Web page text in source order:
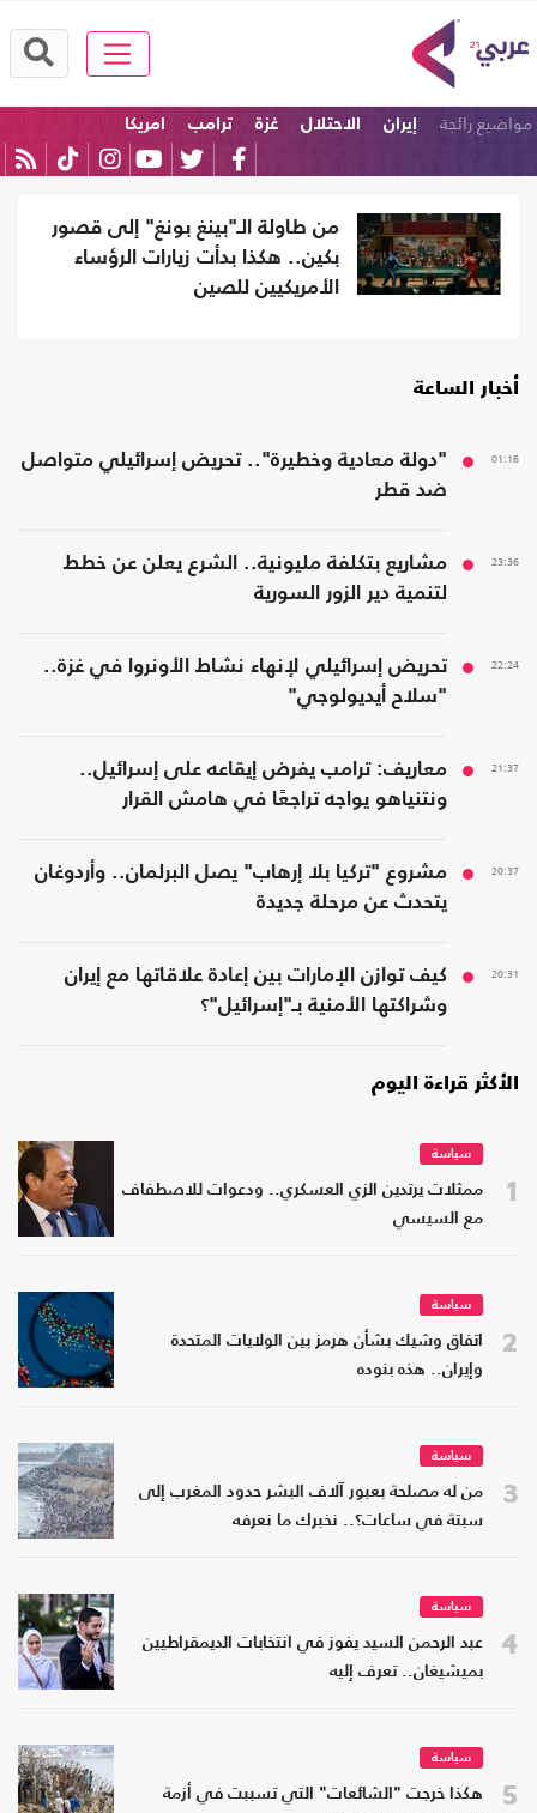
مواضيع رائجة إيران الاحتلال غزة ترامب
امريكا
من طاولة الـ"بينغ بونغ" إلى قصور
بكين.. هكذا بدأت زيارات الرؤساء
الأمريكيين للصين
أخبار الساعة
01:16
"دولة معادية وخطيرة".. تحريض إسرائيلي متواصل
ضد قطر
23:36
مشاريع بتكلفة مليونية.. الشرع يعلن عن خطط
لتنمية دير الزور السورية
22:24
تحريض إسرائيلي لإنهاء نشاط الأونروا في غزة..
"سلاح أيديولوجي"
21:37
معاريف: ترامب يفرض إيقاعه على إسرائيل..
ونتنياهو يواجه تراجعًا في هامش القرار
20:37
مشروع "تركيا بلا إرهاب" يصل البرلمان.. وأردوغان
يتحدث عن مرحلة جديدة
20:31
كيف توازن الإمارات بين إعادة علاقاتها مع إيران
وشراكتها الأمنية بـ"إسرائيل"؟
الأكثر قراءة اليوم
1
سياسة
ممثلات يرتدين الزي العسكري.. ودعوات للاصطفاف
مع السيسي
2
سياسة
اتفاق وشيك بشأن هرمز بين الولايات المتحدة
وإيران.. هذه بنوده
3
سياسة
من له مصلحة بعبور آلاف البشر حدود المغرب إلى
سبتة في ساعات؟.. نخبرك ما نعرفه
4
سياسة
عبد الرحمن السيد يفوز في انتخابات الديمقراطيين
بميشيغان.. تعرف إليه
5
سياسة
هكذا خرجت "الشائعات" التي تسببت في أزمة